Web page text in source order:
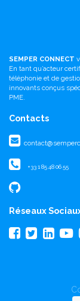
SEMPER CONNECT
En tant qu’acteur
téléphonie et de
innovants conçus
PME.
Contacts
+33 1 85 48 06 55
Réseaux